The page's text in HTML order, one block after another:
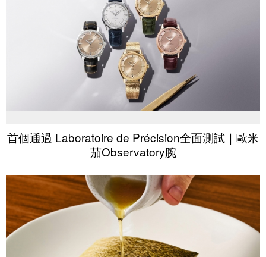
首個通過 Laboratoire de Précision全面測試｜歐米
茄Observatory腕